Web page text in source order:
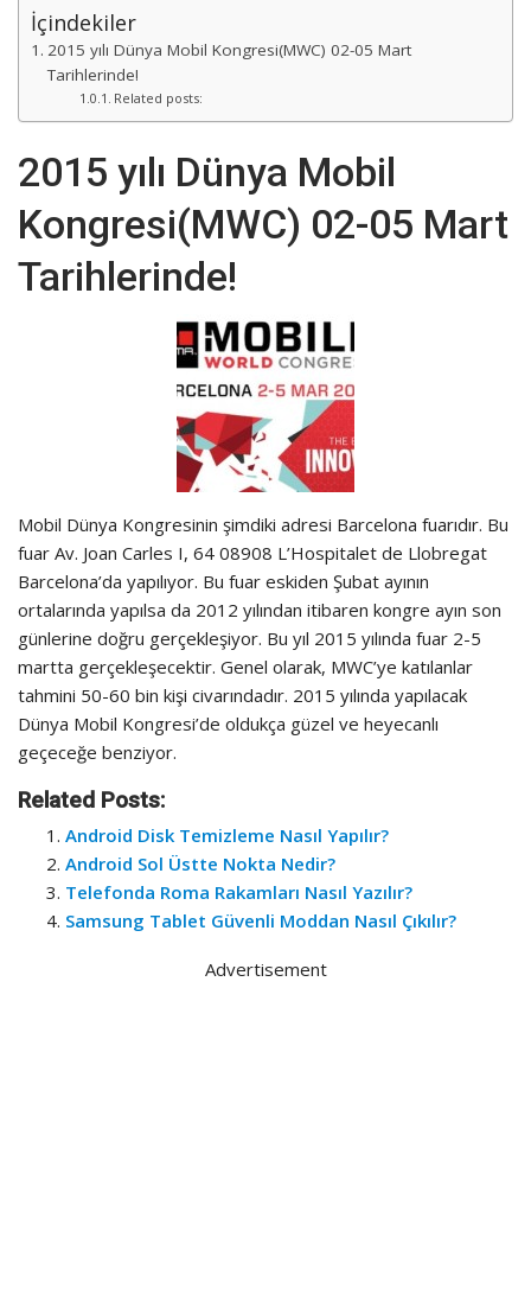
İçindekiler
2015 yılı Dünya Mobil Kongresi(MWC) 02-05 Mart
Tarihlerinde!
Related posts:
2015 yılı Dünya Mobil
Kongresi(MWC) 02-05 Mart
Tarihlerinde!
Mobil Dünya Kongresinin şimdiki adresi Barcelona fuarıdır. Bu
fuar Av. Joan Carles I, 64 08908 L’Hospitalet de Llobregat
Barcelona’da yapılıyor. Bu fuar eskiden Şubat ayının
ortalarında yapılsa da 2012 yılından itibaren kongre ayın son
günlerine doğru gerçekleşiyor. Bu yıl 2015 yılında fuar 2-5
martta gerçekleşecektir. Genel olarak, MWC’ye katılanlar
tahmini 50-60 bin kişi civarındadır. 2015 yılında yapılacak
Dünya Mobil Kongresi’de oldukça güzel ve heyecanlı
geçeceğe benziyor.
Related Posts:
Android Disk Temizleme Nasıl Yapılır?
Android Sol Üstte Nokta Nedir?
Telefonda Roma Rakamları Nasıl Yazılır?
Samsung Tablet Güvenli Moddan Nasıl Çıkılır?
Advertisement